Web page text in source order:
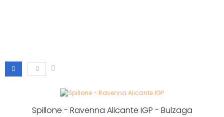
Spillone - Ravenna Alicante IGP - Bulzaga